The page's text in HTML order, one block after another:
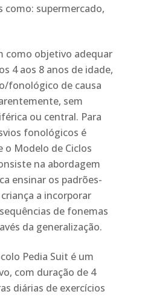
como: supermercado,
como objetivo adequar
4 aos 8 anos de idade,
fonológico de causa
sem
ou central. Para
fonológicos é
o Modelo de Ciclos
na abordagem
ensinar os padrões-
a incorporar
de fonemas
da generalização.
Pedia Suit é um
com duração de 4
diárias de exercícios